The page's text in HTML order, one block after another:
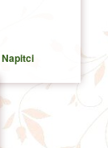
Napitci